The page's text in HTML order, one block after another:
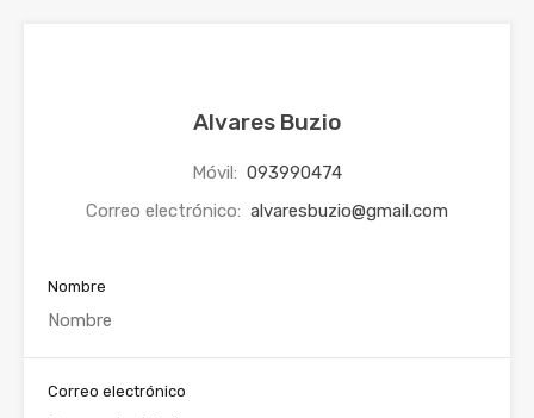
Alvares Buzio
Móvil: 093990474
Correo electrónico: alvaresbuzio@gmail.com
Nombre
Correo electrónico